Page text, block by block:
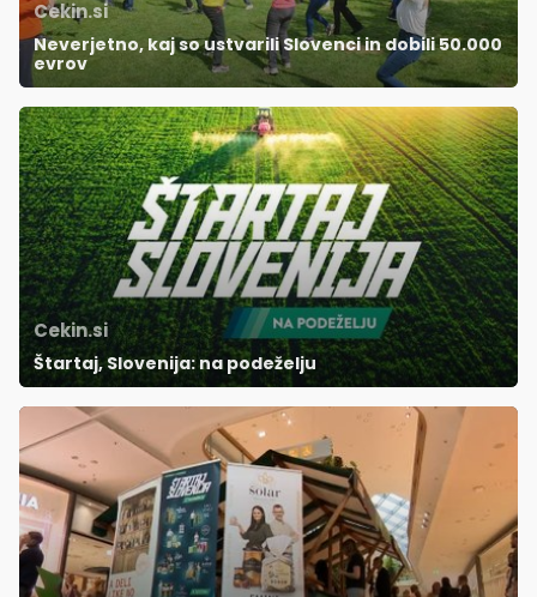
Cekin.si
Neverjetno, kaj so ustvarili Slovenci in dobili 50.000
evrov
Cekin.si
Štartaj, Slovenija: na podeželju